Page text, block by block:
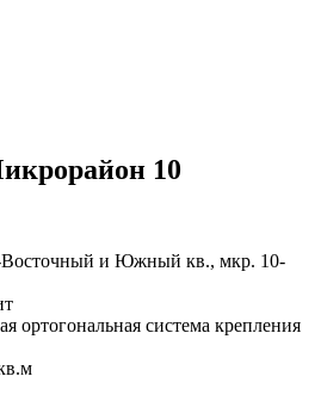
10
Восточный и Южный кв., мкр. 10-
ортогональная система крепления